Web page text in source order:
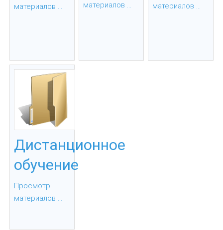
материалов ...
материалов ...
материалов ...
Дистанционное
обучение
Просмотр
материалов ...